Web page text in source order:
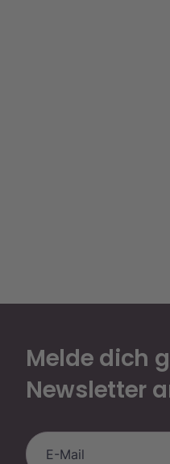
Melde dich
Newsletter